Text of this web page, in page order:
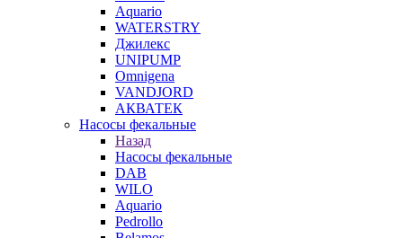
Aquario
WATERSTRY
Джилекс
UNIPUMP
Omnigena
VANDJORD
АКВАТЕК
Насосы фекальные
Назад
Насосы фекальные
DAB
WILO
Aquario
Pedrollo